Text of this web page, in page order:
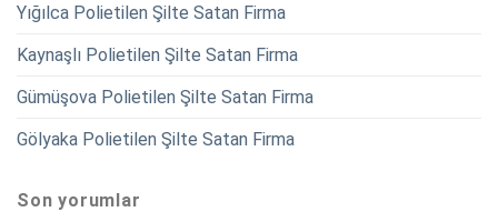
Yığılca Polietilen Şilte Satan Firma
Kaynaşlı Polietilen Şilte Satan Firma
Gümüşova Polietilen Şilte Satan Firma
Gölyaka Polietilen Şilte Satan Firma
Son yorumlar